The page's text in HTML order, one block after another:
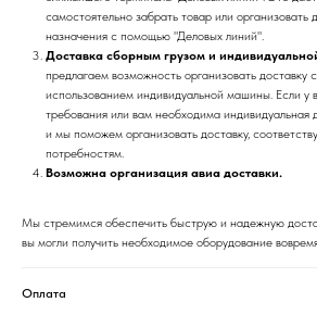
самостоятельно забрать товар или организовать
назначения с помощью "Деловых линий".
Доставка сборным грузом и
предлагаем возможность организовать доставку
использованием индивидуальной машины. Если у
требования или вам необходима индивидуальная
и мы поможем организовать доставку,
потребностям.
Возможна организация авиа доставки.
Мы стремимся обеспечить быструю и надежную
вы могли получить необходимое оборудование
Оплата